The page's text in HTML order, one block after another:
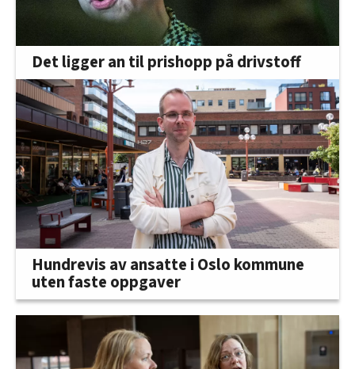
Det ligger an til prishopp på drivstoff
Hundrevis av ansatte i Oslo kommune
uten faste oppgaver